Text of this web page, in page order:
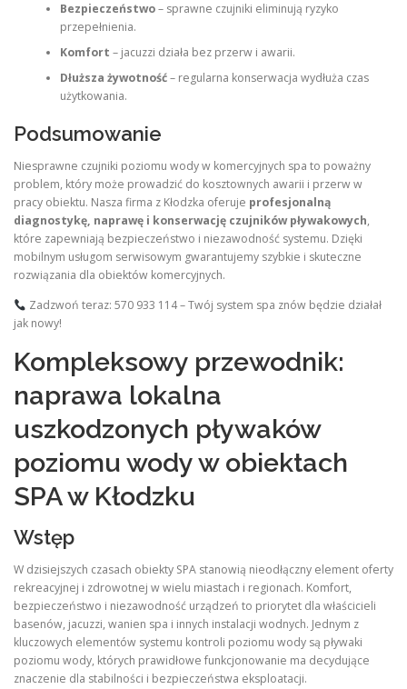
Bezpieczeństwo– sprawne czujniki eliminują ryzyko
przepełnienia.
Komfort – jacuzzi działa bez przerw i awarii.
Dłuższa żywotność– regularna konserwacja wydłuża czas
użytkowania.
Podsumowanie
Niesprawne czujniki poziomu wody w komercyjnych spa to poważny
problem, który może prowadzić do kosztownych awarii i przerw w
pracy obiektu. Nasza firma z Kłodzka oferuje profesjonalną
diagnostykę, naprawę i konserwację czujników pływakowych,
które zapewniają bezpieczeństwo i niezawodność systemu. Dzięki
mobilnym usługom serwisowym gwarantujemy szybkie i skuteczne
rozwiązania dla obiektów komercyjnych.
Zadzwoń teraz: 570 933 114 – Twój system spa znów będzie działał
jak nowy!
Kompleksowy przewodnik:
naprawa lokalna
uszkodzonych pływaków
poziomu wody w obiektach
SPA w Kłodzku
Wstęp
W dzisiejszych czasach obiekty SPA stanowią nieodłączny element oferty
rekreacyjnej i zdrowotnej w wielu miastach i regionach. Komfort,
bezpieczeństwo i niezawodność urządzeń to priorytet dla właścicieli
basenów, jacuzzi, wanien spa i innych instalacji wodnych. Jednym z
kluczowych elementów systemu kontroli poziomu wody są pływaki
poziomu wody, których prawidłowe funkcjonowanie ma decydujące
znaczenie dla stabilności i bezpieczeństwa eksploatacji.